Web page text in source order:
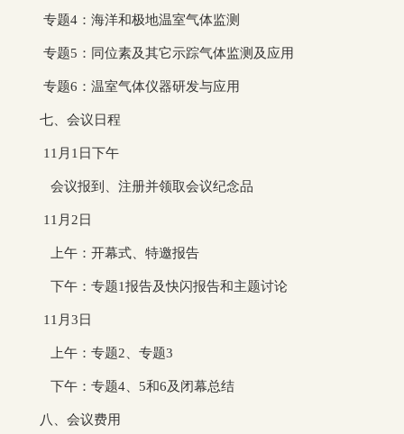
专题4：海洋和极地温室气体监测
专题5：同位素及其它示踪气体监测及应用
专题6：温室气体仪器研发与应用
七、会议日程
11月1日下午
会议报到、注册并领取会议纪念品
11月2日
上午：开幕式、特邀报告
下午：专题1报告及快闪报告和主题讨论
11月3日
上午：专题2、专题3
下午：专题4、5和6及闭幕总结
八、会议费用